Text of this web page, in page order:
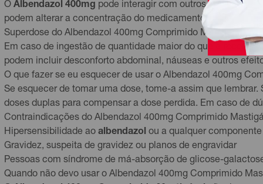
O Albendazol 400mg pode interagir com outros
podem alterar a concentração do medicamento no sangue.
Superdose do Albendazol 400mg Comprimido Mastigável: o
Em caso de ingestão de quantidade maior do que a
podem incluir desconforto abdominal, náuseas e outros
O que fazer se eu esquecer de usar o Albendazol 400mg
Se esquecer de tomar uma dose, tome-a assim que
doses duplas para compensar a dose perdida. Em caso de
Contraindicações do Albendazol 400mg Comprimido
Hipersensibilidade ao albendazol ou a qualquer
Gravidez, suspeita de gravidez ou planos de engravidar
Pessoas com síndrome de má-absorção de glicose-
Quando não devo usar o Albendazol 400mg Comprimido